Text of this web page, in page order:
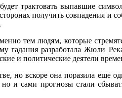
трактовать выпавшие
получить совпадения и
тем людям, которые
гадания разработала Жюли
и политические деятели
но вскоре она поразила еще
и сами прогнозы стали